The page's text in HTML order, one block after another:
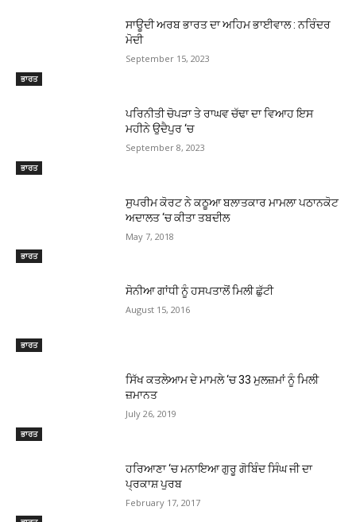
ਭਾਰਤ
ਸਾਊਦੀ ਅਰਬ ਭਾਰਤ ਦਾ ਅਹਿਮ ਭਾਈਵਾਲ : ਨਰਿੰਦਰ
ਮੋਦੀ
September 15, 2023
ਭਾਰਤ
ਪਰਿਨੀਤੀ ਚੋਪੜਾ ਤੇ ਰਾਘਵ ਚੱਢਾ ਦਾ ਵਿਆਹ ਇਸ
ਮਹੀਨੇ ਉਦੈਪੁਰ ‘ਚ
September 8, 2023
ਭਾਰਤ
ਸੁਪਰੀਮ ਕੋਰਟ ਨੇ ਕਠੂਆ ਬਲਾਤਕਾਰ ਮਾਮਲਾ ਪਠਾਨਕੋਟ
ਅਦਾਲਤ ‘ਚ ਕੀਤਾ ਤਬਦੀਲ
May 7, 2018
ਭਾਰਤ
ਸੋਨੀਆ ਗਾਂਧੀ ਨੂੰ ਹਸਪਤਾਲੋਂ ਮਿਲੀ ਛੁੱਟੀ
August 15, 2016
ਭਾਰਤ
ਸਿੱਖ ਕਤਲੇਆਮ ਦੇ ਮਾਮਲੇ ‘ਚ 33 ਮੁਲਜ਼ਮਾਂ ਨੂੰ ਮਿਲੀ
ਜ਼ਮਾਨਤ
July 26, 2019
ਹਰਿਆਣਾ ‘ਚ ਮਨਾਇਆ ਗੁਰੂ ਗੋਬਿੰਦ ਸਿੰਘ ਜੀ ਦਾ
ਪ੍ਰਕਾਸ਼ ਪੁਰਬ
February 17, 2017